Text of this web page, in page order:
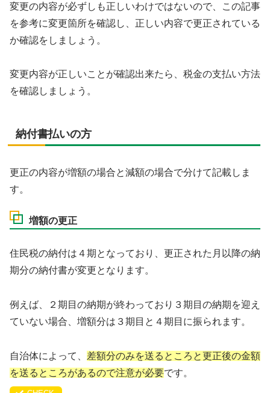
変更の内容が必ずしも正しいわけではないので、この記事
を参考に変更箇所を確認し、正しい内容で更正されている
か確認をしましょう。
変更内容が正しいことが確認出来たら、税金の支払い方法
を確認しましょう。
納付書払いの方
更正の内容が増額の場合と減額の場合で分けて記載しま
す。
増額の更正
住民税の納付は４期となっており、更正された月以降の納
期分の納付書が変更となります。
例えば、２期目の納期が終わっており３期目の納期を迎え
ていない場合、増額分は３期目と４期目に振られます。
自治体によって、 差額分のみを送るところと更正後の金額
を送るところがあるので注意が必要です。